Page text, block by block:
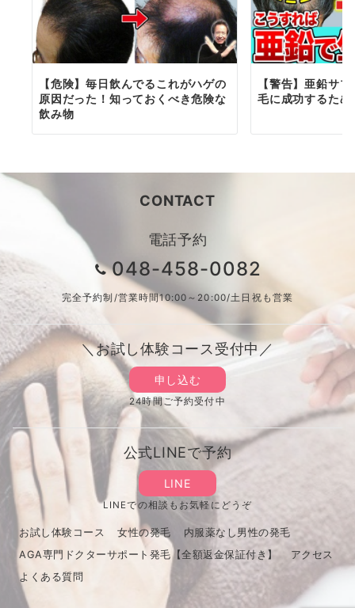
【危険】毎日飲んでるこれがハゲの
原因だった！知っておくべき危険な
飲み物
【警告】亜鉛サ
毛に成功するた
CONTACT
電話予約
048-458-0082
完全予約制/営業時間10:00～20:00/土日祝も営業
＼お試し体験コース受付中／
申し込む
24時間ご予約受付中
公式LINEで予約
LINE
LINEでの相談もお気軽にどうぞ
お試し体験コース 女性の発毛
内服薬なし男性の発毛
AGA専門ドクターサポート発毛【全額返金保証付き】
アクセス
よくある質問